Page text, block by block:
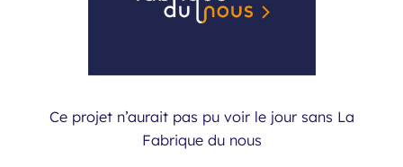
Ce projet n’aurait pas pu voir le jour sans La
Fabrique du nous